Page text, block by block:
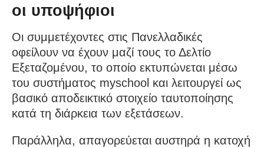
οι υποψήφιοι
Οι συμμετέχοντες στις Πανελλαδικές
οφείλουν να έχουν μαζί τους το Δελτίο
Εξεταζομένου, το οποίο εκτυπώνεται μέσω
του συστήματος myschool και λειτουργεί ως
βασικό αποδεικτικό στοιχείο ταυτοποίησης
κατά τη διάρκεια των εξετάσεων.
Παράλληλα, απαγορεύεται αυστηρά η κατοχή